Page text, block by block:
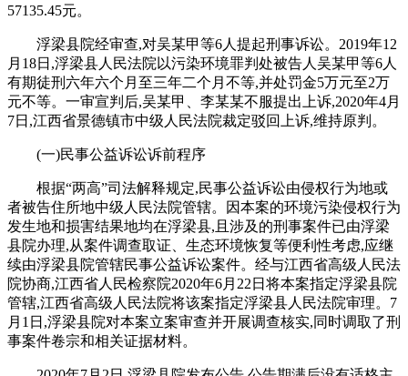
57135.45元。
浮梁县院经审查,对吴某甲等6人提起刑事诉讼。2019年12
月18日,浮梁县人民法院以污染环境罪判处被告人吴某甲等6人
有期徒刑六年六个月至三年二个月不等,并处罚金5万元至2万
元不等。一审宣判后,吴某甲、李某某不服提出上诉,2020年4月
7日,江西省景德镇市中级人民法院裁定驳回上诉,维持原判。
(一)民事公益诉讼诉前程序
根据“两高”司法解释规定,民事公益诉讼由侵权行为地或
者被告住所地中级人民法院管辖。因本案的环境污染侵权行为
发生地和损害结果地均在浮梁县,且涉及的刑事案件已由浮梁
县院办理,从案件调查取证、生态环境恢复等便利性考虑,应继
续由浮梁县院管辖民事公益诉讼案件。经与江西省高级人民法
院协商,江西省人民检察院2020年6月22日将本案指定浮梁县院
管辖,江西省高级人民法院将该案指定浮梁县人民法院审理。7
月1日,浮梁县院对本案立案审查并开展调查核实,同时调取了刑
事案件卷宗和相关证据材料。